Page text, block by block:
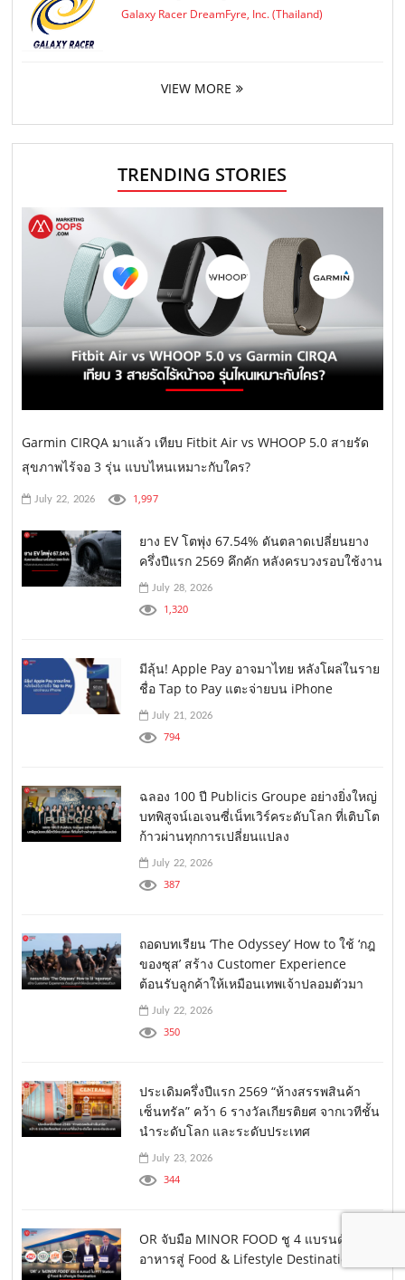
Galaxy Racer DreamFyre, Inc. (Thailand)
VIEW MORE
TRENDING STORIES
Garmin CIRQA มาแล้ว เทียบ Fitbit Air vs WHOOP 5.0 สายรัด
สุขภาพไร้จอ 3 รุ่น แบบไหนเหมาะกับใคร?
July 22, 2026 1,997
ยาง EV โตพุ่ง 67.54% ดันตลาดเปลี่ยนยาง
ครึ่งปีแรก 2569 คึกคัก หลังครบวงรอบใช้งาน
July 28, 2026
1,320
มีลุ้น! Apple Pay อาจมาไทย หลังโผล่ในราย
ชื่อ Tap to Pay แตะจ่ายบน iPhone
July 21, 2026
794
ฉลอง 100 ปี Publicis Groupe อย่างยิ่งใหญ่
บทพิสูจน์เอเจนซี่เน็ทเวิร์คระดับโลก ที่เติบโต
ก้าวผ่านทุกการเปลี่ยนแปลง
July 22, 2026
387
ถอดบทเรียน ‘The Odyssey’ How to ใช้ ‘กฎ
ของซุส’ สร้าง Customer Experience
ต้อนรับลูกค้าให้เหมือนเทพเจ้าปลอมตัวมา
July 22, 2026
350
ประเดิมครึ่งปีแรก 2569 “ห้างสรรพสินค้า
เซ็นทรัล” คว้า 6 รางวัลเกียรติยศ จากเวทีชั้น
นำระดับโลก และระดับประเทศ
July 23, 2026
344
OR จับมือ MINOR FOOD ชู 4 แบรนด์ร้าน
อาหารสู่ Food & Lifestyle Destination